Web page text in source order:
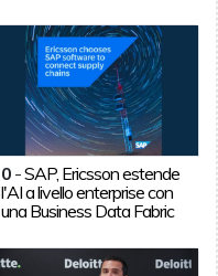
0 -SAP, Ericsson estende
l'AI a livello enterprise con
una Business Data Fabric